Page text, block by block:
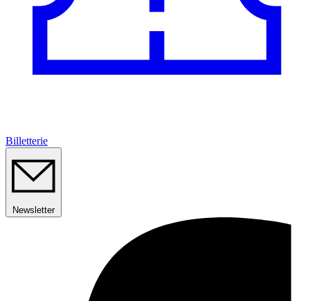
Billetterie
Newsletter